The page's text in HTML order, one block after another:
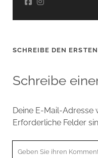
SCHREIBE DEN
Schreibe
Deine E-Mail-Adresse
Erforderliche Felder